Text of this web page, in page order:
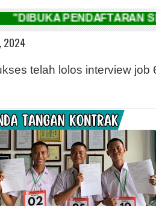
PENDAFTARAN
2024
telah lolos interview job